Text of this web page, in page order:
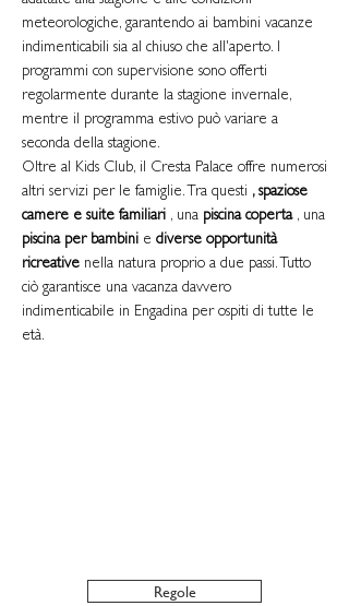
meteorologiche, garantendo ai bambini vacanze
indimenticabili sia al chiuso che all'aperto. I
programmi con supervisione sono offerti
regolarmente durante la stagione invernale,
mentre il programma estivo può variare a
seconda della stagione.
Oltre al Kids Club, il Cresta Palace offre numerosi
altri servizi per le famiglie. Tra questi , spaziose
camere e suite familiari , una piscina coperta, una
piscina per bambini e diverse opportunità
ricreative nella natura proprio a due passi. Tutto
ciò garantisce una vacanza davvero
indimenticabile in Engadina per ospiti di tutte le
età.
Regole